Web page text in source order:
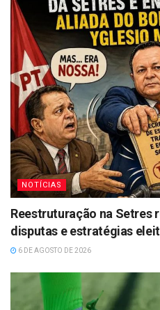
NOTÍCIAS
Reestruturação na Setres
disputas e estratégias
6 DE AGOSTO DE 2026